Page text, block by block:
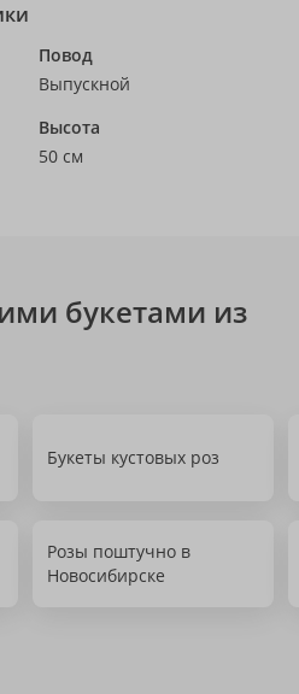
Повод
Выпускной
Высота
50 см
букетами из
Букеты кустовых роз
Розы поштучно в
Новосибирске